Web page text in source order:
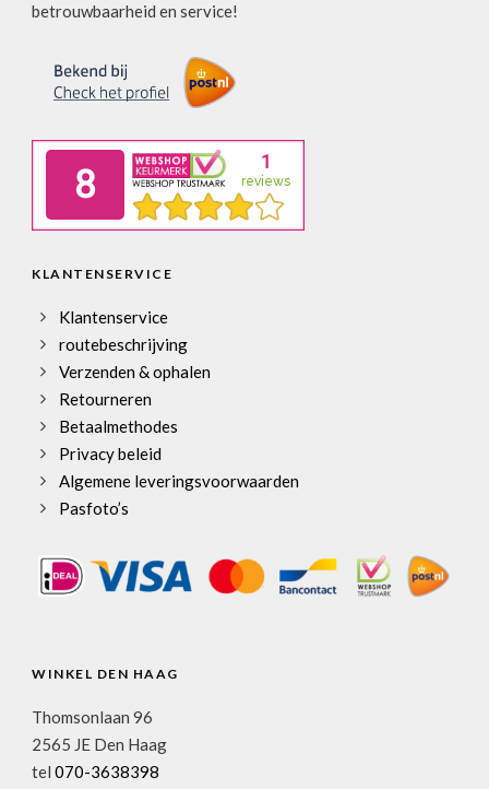
betrouwbaarheid en service!
KLANTENSERVICE
Klantenservice
routebeschrijving
Verzenden & ophalen
Retourneren
Betaalmethodes
Privacy beleid
Algemene leveringsvoorwaarden
Pasfoto’s
WINKEL DEN HAAG
Thomsonlaan 96
2565 JE Den Haag
tel 070-3638398